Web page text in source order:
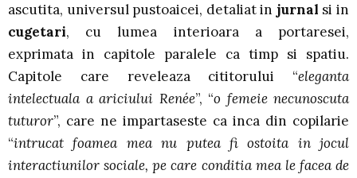
ascutita, universul pustoaicei, detaliat in jurnal si in
cugetari, cu lumea interioara a portaresei,
exprimata in capitole paralele ca timp si spatiu.
Capitole care reveleaza cititorului “eleganta
intelectuala a ariciului Renée”, “o femeie necunoscuta
tuturor”, care ne impartaseste ca inca din copilarie
“intrucat foamea mea nu putea fi ostoita in jocul
interactiunilor sociale, pe care conditia mea le facea de